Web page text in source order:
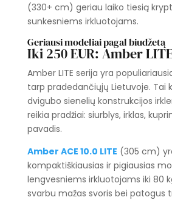
(330+ cm) geriau laiko tiesią
sunkesniems irkluotojams.
Geriausi modeliai pagal biudžetą
Iki 250 EUR: Amber
Amber LITE serija yra
tarp pradedančiųjų Lietuvoje. Tai
dvigubo sienelių konstrukcijos
reikia pradžiai: siurblys, irklas,
pavadis.
Amber ACE 10.0 LITE (305 cm)
kompaktiškiausias ir pigiausias
lengvesniems irkluotojams iki 80
svarbu mažas svoris bei patogus